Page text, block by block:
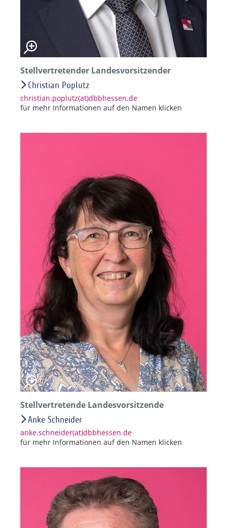
Stellvertretender Landesvorsitzender
Christian Poplutz
christian.poplutz(at)dbbhessen.de
für mehr Informationen auf den Namen klicken
Stellvertretende Landesvorsitzende
Anke Schneider
anke.schneider(at)dbbhessen.de
für mehr Informationen auf den Namen klicken